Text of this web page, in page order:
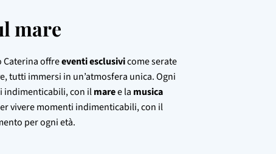
mare
Caterina offreeventi esclusivicome serate
tutti immersi in un’atmosfera unica. Ogni
indimenticabili, con ilmaree la musica
vivere momenti indimenticabili, con il
per ogni età.